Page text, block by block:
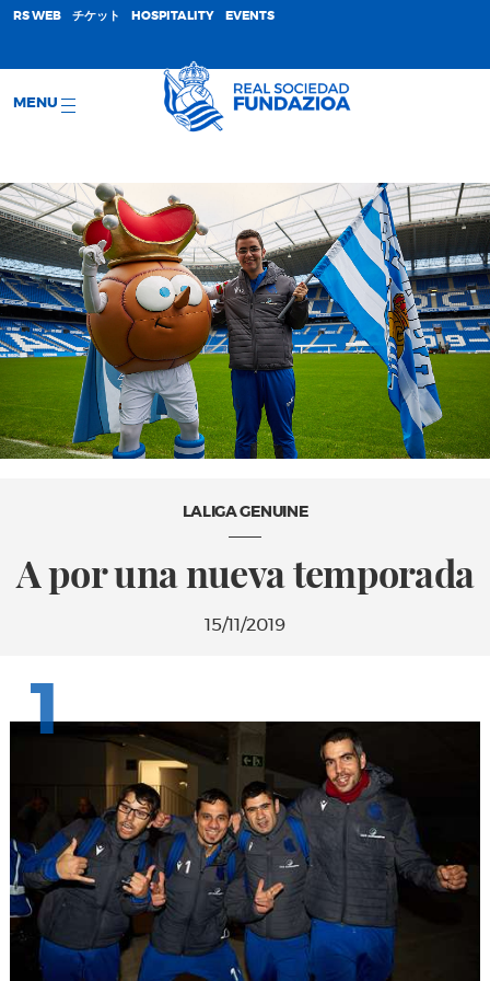
RS WEB チケット HOSPITALITY EVENTS
MENU
LALIGA GENUINE
A por una nueva temporada
15/11/2019
1